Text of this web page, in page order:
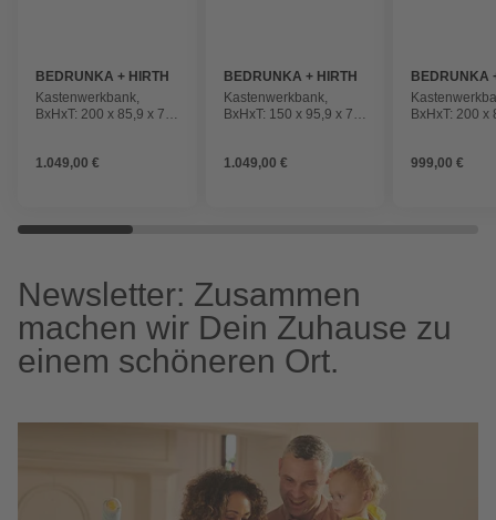
BEDRUNKA + HIRTH
Kastenwerkbank,
BxHxT: 200 x 85,9 x 75
1.049,00 €
BEDRUNKA + HIRTH
Kastenwerkbank,
BxHxT: 150 x 95,9 x 75
1.049,00 €
BEDRUNKA
BxHxT: 200 x
999,00 €
Newsletter: Zusammen
machen wir Dein Zuhause zu
einem schöneren Ort.